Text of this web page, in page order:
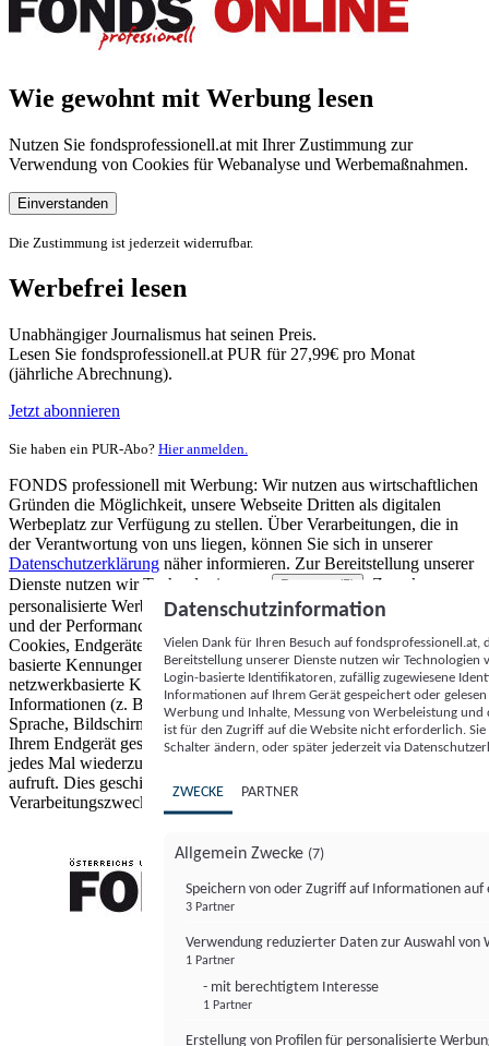
Wie gewohnt mit Werbung lesen
Nutzen Sie fondsprofessionell.at mit Ihrer Zustimmung zur
Verwendung von Cookies für Webanalyse und Werbemaßnahmen.
Einverstanden
Die Zustimmung ist jederzeit widerrufbar.
Werbefrei lesen
Unabhängiger Journalismus hat seinen Preis.
Lesen Sie fondsprofessionell.at PUR für 27,99€ pro Monat
(jährliche Abrechnung).
Jetzt abonnieren
Sie haben ein PUR-Abo? Hier anmelden.
FONDS professionell mit Werbung: Wir nutzen aus wirtschaftlichen
Gründen die Möglichkeit, unsere Webseite Dritten als digitalen
Werbeplatz zur Verfügung zu stellen. Über Verarbeitungen, die in
der Verantwortung von uns liegen, können Sie sich in unserer
Datenschutzerklärung näher informieren. Zur Bereitstellung unserer
Dienste nutzen wir Technologien von
Partnern (5)
. Zwecke:
personalisierte Werbung und Inhalte, Messung von Werbeleistung
und der Performance von Inhalten sowie Zielgruppenforschung.
Cookies, Endgeräte- oder ähnliche Online-Kennungen (z. B. login-
basierte Kennungen, zufällig generierte Kennungen,
netzwerkbasierte Kennungen) können zusammen mit anderen
Informationen (z. B. Browsertyp und Browserinformationen,
Sprache, Bildschirmgröße, unterstützte Technologien usw.) auf
Ihrem Endgerät gespeichert oder von dort ausgelesen werden, um es
jedes Mal wiederzuerkennen, wenn es eine App oder einer Webseite
aufruft. Dies geschieht für einen oder mehrere der hier aufgeführten
Verarbeitungszwecke.
Datenschutzinformation
Vielen Dank für Ihren Besuch auf
Bereitstellung unserer Dienste nutzen wir Technologien
Login-basierte Identifikatoren, zufällig zugewiesene
Informationen auf Ihrem Gerät gespeichert oder
Werbung und Inhalte, Messung von Werbeleistung
ist für den Zugriff auf die Website nicht erforderlich.
Schalter ändern, oder später jederzeit via
ZWECKE PARTNER
Allgemein Zwecke (7)
Speichern von oder Zugriff auf Informationen auf
3 Partner
Verwendung reduzierter Daten zur Auswahl von
1 Partner
- mit berechtigtem Interesse
1 Partner
Erstellung von Profilen für personalisierte
FONDS professionell